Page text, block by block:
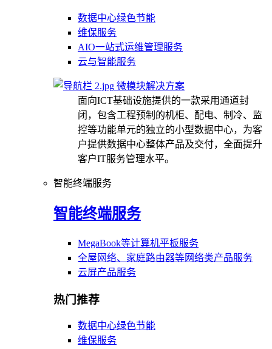
数据中心绿色节能
维保服务
AIO一站式运维管理服务
云与智能服务
微模块解决方案
面向ICT基础设施提供的一款采用通道封
闭，包含工程预制的机柜、配电、制冷、监
控等功能单元的独立的小型数据中心，为客
户提供数据中心整体产品及交付，全面提升
客户IT服务管理水平。
智能终端服务
智能终端服务
MegaBook等计算机平板服务
全屋网络、家庭路由器等网络类产品服务
云屏产品服务
热门推荐
数据中心绿色节能
维保服务